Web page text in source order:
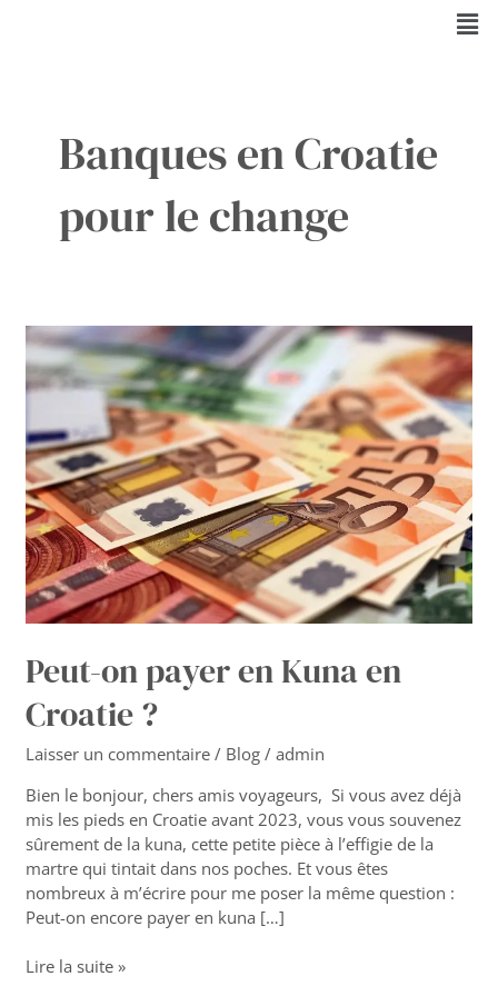
Banques en Croatie
pour le change
Peut-on payer en Kuna en
Croatie ?
Laisser un commentaire / Blog /admin
Bien le bonjour, chers amis voyageurs, Si vous avez déjà
mis les pieds en Croatie avant 2023, vous vous souvenez
sûrement de la kuna, cette petite pièce à l’effigie de la
martre qui tintait dans nos poches. Et vous êtes
nombreux à m’écrire pour me poser la même question :
Peut-on encore payer en kuna […]
Peut-
on
payer
Kuna
en
Croatie
?
Lire la suite »